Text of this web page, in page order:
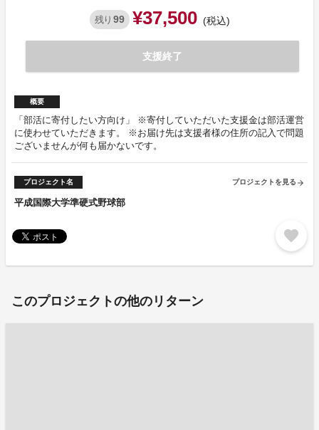
残り 99 ¥37,500 (税込)
支援終了
概要
「部活に寄付したい方向け」 ※寄付していただいた支援金は部活運営
に使わせていただきます。 ※お届け先は支援者様の住所の記入で問題
ございませんが何も届かないです。
プロジェクト名 プロジェクトを見る arrow_forward
平成国際大学準硬式野球部
favorite
このプロジェクトの他のリターン